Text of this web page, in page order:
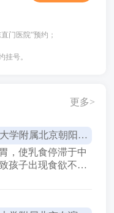
门医院”预约；
挂号。
更多>
附属北京朝阳医院
，使乳食停滞于中
孩子出现食欲不
腹痛、恶心、咳
口腔可能会有异